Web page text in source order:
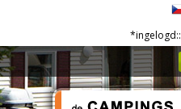
*ingelogd::